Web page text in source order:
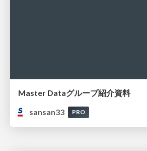
Master Dataグループ紹介資料
sansan33
PRO